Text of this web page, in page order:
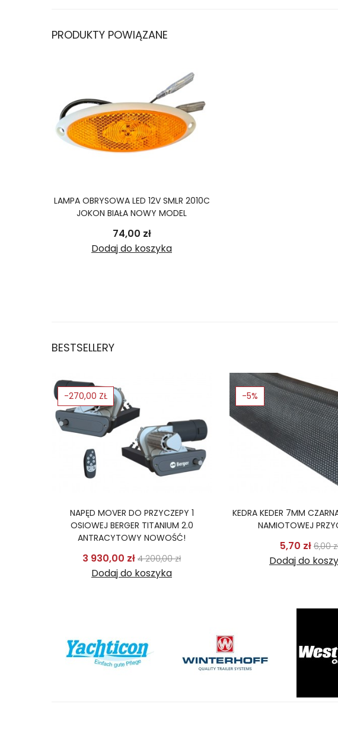
PRODUKTY POWIĄZANE
LAMPA OBRYSOWA LED 12V SMLR 2010C
JOKON BIAŁA NOWY MODEL
74,00 złCena
Dodaj do koszyka
BESTSELLERY
NAPĘD MOVER DO PRZYCZEPY 1
OSIOWEJ BERGER TITANIUM 2.0
ANTRACYTOWY NOWOŚĆ!
3 930,00 złCena podstawowa
4 200,00 złCena
Dodaj do koszyka
-270,00 ZŁ
KEDRA KEDER 7MM
NAMIOTOWEJ
5,70 zł 6,00
Dodaj do
-5%